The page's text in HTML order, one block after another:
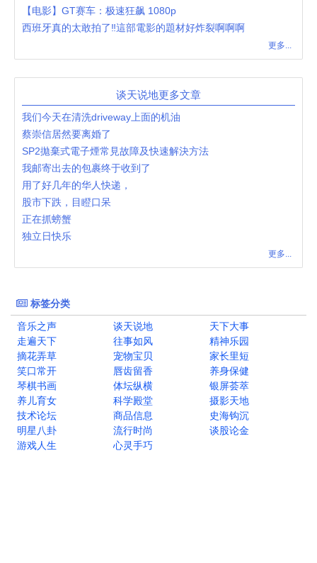
【电影】GT赛车：极速狂飙 1080p
西班牙真的太敢拍了‼️這部電影的題材好炸裂啊啊啊
更多...
谈天说地更多文章
我们今天在清洗driveway上面的机油
蔡崇信居然要离婚了
SP2拋棄式電子煙常見故障及快速解決方法
我邮寄出去的包裹终于收到了
用了好几年的华人快递，
股市下跌，目瞪口呆
正在抓螃蟹
独立日快乐
更多...
标签分类
音乐之声
谈天说地
天下大事
走遍天下
往事如风
精神乐园
摘花弄草
宠物宝贝
家长里短
笑口常开
唇齿留香
养身保健
琴棋书画
体坛纵横
银屏荟萃
养儿育女
科学殿堂
摄影天地
技术论坛
商品信息
史海钩沉
明星八卦
流行时尚
谈股论金
游戏人生
心灵手巧